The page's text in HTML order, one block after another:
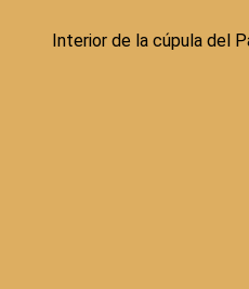
Interior de la cúpula del